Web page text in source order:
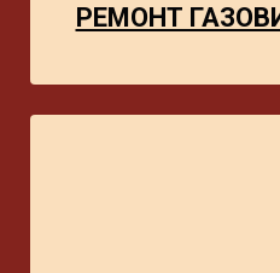
РЕМОНТ